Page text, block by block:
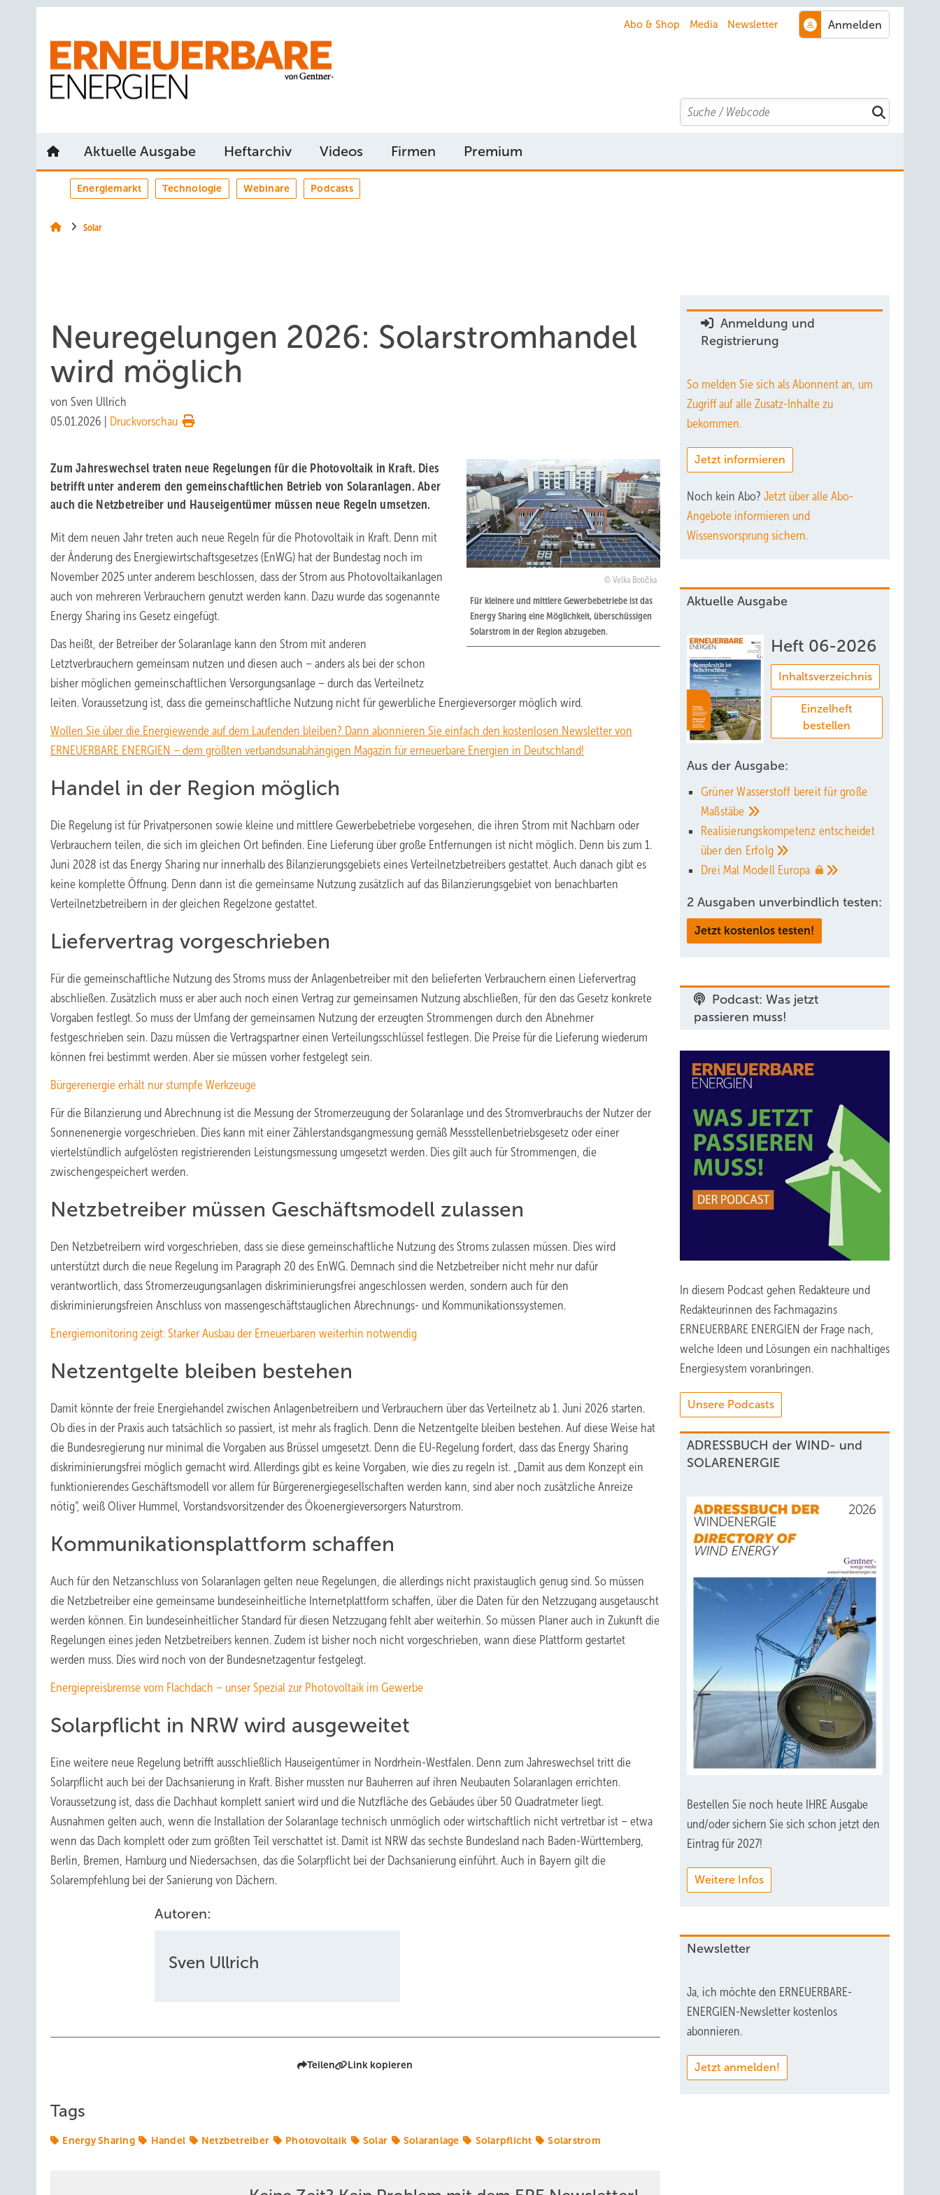
Abo & Shop Media Newsletter
Search
Aktuelle Ausgabe Heftarchiv Videos Firmen Premium
Energiemarkt Technologie Webinare Podcasts
Solar
Neuregelungen 2026: Solarstromhandel
wird möglich
von Sven Ullrich
05.01.2026
Druckvorschau
Velka Botička
Für kleinere und mittlere Gewerbebetriebe ist das
Energy Sharing eine Möglichkeit, überschüssigen
Solarstrom in der Region abzugeben.
Zum Jahreswechsel traten neue Regelungen für die Photovoltaik in Kraft. Dies
betrifft unter anderem den gemeinschaftlichen Betrieb von Solaranlagen. Aber
auch die Netzbetreiber und Hauseigentümer müssen neue Regeln umsetzen.
Mit dem neuen Jahr treten auch neue Regeln für die Photovoltaik in Kraft. Denn mit
der Änderung des Energiewirtschaftsgesetzes (EnWG) hat der Bundestag noch im
November 2025 unter anderem beschlossen, dass der Strom aus Photovoltaikanlagen
auch von mehreren Verbrauchern genutzt werden kann. Dazu wurde das sogenannte
Energy Sharing ins Gesetz eingefügt.
Das heißt, der Betreiber der Solaranlage kann den Strom mit anderen
Letztverbrauchern gemeinsam nutzen und diesen auch – anders als bei der schon
bisher möglichen gemeinschaftlichen Versorgungsanlage – durch das Verteilnetz
leiten. Voraussetzung ist, dass die gemeinschaftliche Nutzung nicht für gewerbliche Energieversorger möglich wird.
Wollen Sie über die Energiewende auf dem Laufenden bleiben? Dann abonnieren Sie einfach den kostenlosen Newsletter von
ERNEUERBARE ENERGIEN – dem größten verbandsunabhängigen Magazin für erneuerbare Energien in Deutschland!
Handel in der Region möglich
Die Regelung ist für Privatpersonen sowie kleine und mittlere Gewerbebetriebe vorgesehen, die ihren Strom mit Nachbarn oder
Verbrauchern teilen, die sich im gleichen Ort befinden. Eine Lieferung über große Entfernungen ist nicht möglich. Denn bis zum 1.
Juni 2028 ist das Energy Sharing nur innerhalb des Bilanzierungsgebiets eines Verteilnetzbetreibers gestattet. Auch danach gibt es
keine komplette Öffnung. Denn dann ist die gemeinsame Nutzung zusätzlich auf das Bilanzierungsgebiet von benachbarten
Verteilnetzbetreibern in der gleichen Regelzone gestattet.
Liefervertrag vorgeschrieben
Für die gemeinschaftliche Nutzung des Stroms muss der Anlagenbetreiber mit den belieferten Verbrauchern einen Liefervertrag
abschließen. Zusätzlich muss er aber auch noch einen Vertrag zur gemeinsamen Nutzung abschließen, für den das Gesetz konkrete
Vorgaben festlegt. So muss der Umfang der gemeinsamen Nutzung der erzeugten Strommengen durch den Abnehmer
festgeschrieben sein. Dazu müssen die Vertragspartner einen Verteilungsschlüssel festlegen. Die Preise für die Lieferung wiederum
können frei bestimmt werden. Aber sie müssen vorher festgelegt sein.
Bürgerenergie erhält nur stumpfe Werkzeuge
Für die Bilanzierung und Abrechnung ist die Messung der Stromerzeugung der Solaranlage und des Stromverbrauchs der Nutzer der
Sonnenenergie vorgeschrieben. Dies kann mit einer Zählerstandsgangmessung gemäß Messstellenbetriebsgesetz oder einer
viertelstündlich aufgelösten registrierenden Leistungsmessung umgesetzt werden. Dies gilt auch für Strommengen, die
zwischengespeichert werden.
Netzbetreiber müssen Geschäftsmodell zulassen
Den Netzbetreibern wird vorgeschrieben, dass sie diese gemeinschaftliche Nutzung des Stroms zulassen müssen. Dies wird
unterstützt durch die neue Regelung im Paragraph 20 des EnWG. Demnach sind die Netzbetreiber nicht mehr nur dafür
verantwortlich, dass Stromerzeugungsanlagen diskriminierungsfrei angeschlossen werden, sondern auch für den
diskriminierungsfreien Anschluss von massengeschäftstauglichen Abrechnungs- und Kommunikationssystemen.
Energiemonitoring zeigt: Starker Ausbau der Erneuerbaren weiterhin notwendig
Netzentgelte bleiben bestehen
Damit könnte der freie Energiehandel zwischen Anlagenbetreibern und Verbrauchern über das Verteilnetz ab 1. Juni 2026 starten.
Ob dies in der Praxis auch tatsächlich so passiert, ist mehr als fraglich. Denn die Netzentgelte bleiben bestehen. Auf diese Weise hat
die Bundesregierung nur minimal die Vorgaben aus Brüssel umgesetzt. Denn die EU-Regelung fordert, dass das Energy Sharing
diskriminierungsfrei möglich gemacht wird. Allerdings gibt es keine Vorgaben, wie dies zu regeln ist. „Damit aus dem Konzept ein
funktionierendes Geschäftsmodell vor allem für Bürgerenergiegesellschaften werden kann, sind aber noch zusätzliche Anreize
nötig“, weiß Oliver Hummel, Vorstandsvorsitzender des Ökoenergieversorgers Naturstrom.
Kommunikationsplattform schaffen
Auch für den Netzanschluss von Solaranlagen gelten neue Regelungen, die allerdings nicht praxistauglich genug sind. So müssen
die Netzbetreiber eine gemeinsame bundeseinheitliche Internetplattform schaffen, über die Daten für den Netzzugang ausgetauscht
werden können. Ein bundeseinheitlicher Standard für diesen Netzzugang fehlt aber weiterhin. So müssen Planer auch in Zukunft die
Regelungen eines jeden Netzbetreibers kennen. Zudem ist bisher noch nicht vorgeschrieben, wann diese Plattform gestartet
werden muss. Dies wird noch von der Bundesnetzagentur festgelegt.
Energiepreisbremse vom Flachdach – unser Spezial zur Photovoltaik im Gewerbe
Solarpflicht in NRW wird ausgeweitet
Eine weitere neue Regelung betrifft ausschließlich Hauseigentümer in Nordrhein-Westfalen. Denn zum Jahreswechsel tritt die
Solarpflicht auch bei der Dachsanierung in Kraft. Bisher mussten nur Bauherren auf ihren Neubauten Solaranlagen errichten.
Voraussetzung ist, dass die Dachhaut komplett saniert wird und die Nutzfläche des Gebäudes über 50 Quadratmeter liegt.
Ausnahmen gelten auch, wenn die Installation der Solaranlage technisch unmöglich oder wirtschaftlich nicht vertretbar ist – etwa
wenn das Dach komplett oder zum größten Teil verschattet ist. Damit ist NRW das sechste Bundesland nach Baden-Württemberg,
Berlin, Bremen, Hamburg und Niedersachsen, das die Solarpflicht bei der Dachsanierung einführt. Auch in Bayern gilt die
Solarempfehlung bei der Sanierung von Dächern.
Autoren:
Sven Ullrich
Teilen Link kopieren
Tags
Energy Sharing Handel Netzbetreiber Photovoltaik Solar Solaranlage Solarpflicht Solarstrom
Anmeldung und
Registrierung
So melden Sie sich als Abonnent an, um
Zugriff auf alle Zusatz-Inhalte zu
bekommen.
Jetzt informieren
Noch kein Abo? Jetzt über alle Abo-
Angebote informieren und
Wissensvorsprung sichern.
Aktuelle Ausgabe
Heft 06-2026
Inhaltsverzeichnis
Einzelheft
bestellen
Aus der Ausgabe:
Grüner Wasserstoff bereit für große
Maßstäbe
Realisierungskompetenz entscheidet
über den Erfolg
Drei Mal Modell Europa
2 Ausgaben unverbindlich testen:
Jetzt kostenlos testen!
Podcast: Was jetzt
passieren muss!
In diesem Podcast gehen Redakteure und
Redakteurinnen des Fachmagazins
ERNEUERBARE ENERGIEN der Frage nach,
welche Ideen und Lösungen ein nachhaltiges
Energiesystem voranbringen.
Unsere Podcasts
ADRESSBUCH der WIND- und
SOLARENERGIE
Bestellen Sie noch heute IHRE Ausgabe
und/oder sichern Sie sich schon jetzt den
Eintrag für 2027!
Weitere Infos
Newsletter
Ja, ich möchte den ERNEUERBARE-
ENERGIEN-Newsletter kostenlos
abonnieren.
Jetzt anmelden!